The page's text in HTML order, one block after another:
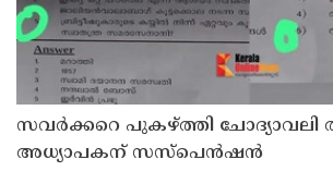
സവര്‍ക്കറെ പുകഴ്ത്തി ചോദ്യാവലി
അധ്യാപകന് സസ്‌പെന്‍ഷന്‍